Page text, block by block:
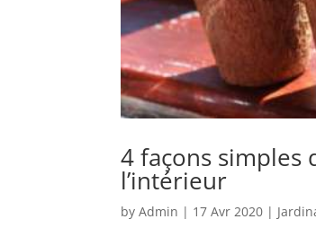
4 façons simples
l’intérieur
byAdmin | 17 Avr 2020 |